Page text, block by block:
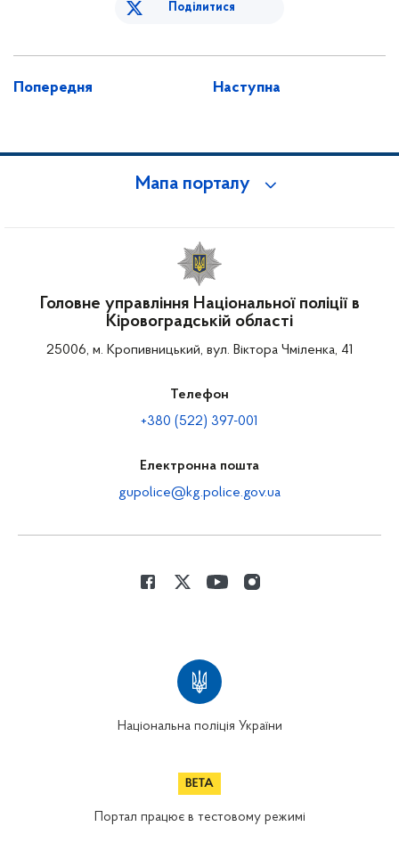
Поділитися
Попередня Наступна
Мапа порталу
Головне управління Національної поліції в
Кіровоградській області
25006, м. Кропивницький, вул. Віктора Чміленка, 41
Телефон
+380 (522) 397-001
Електронна пошта
gupolice@kg.police.gov.ua
Національна поліція України
Портал працює в тестовому режимі